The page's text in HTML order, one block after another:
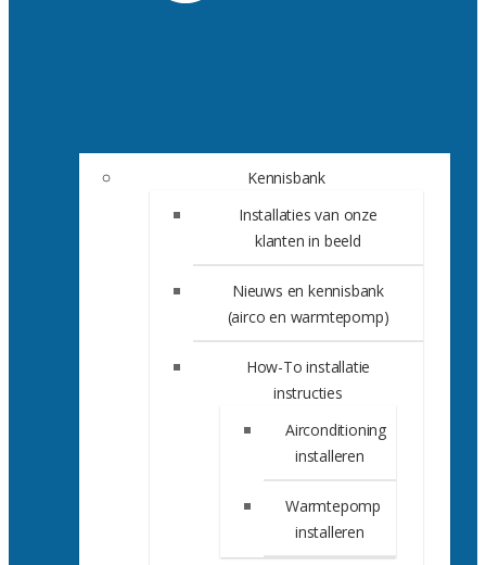
Kennisbank
Installaties van onze
klanten in beeld
Nieuws en kennisbank
(airco en warmtepomp)
How-To installatie
instructies
Airconditioning
installeren
Warmtepomp
installeren